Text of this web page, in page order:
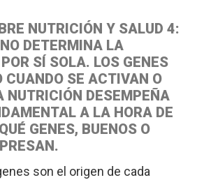
NUTRICIÓN Y SALUD 4:
DETERMINA LA
SÍ SOLA. LOS GENES
CUANDO SE ACTIVAN O
NUTRICIÓN DESEMPEÑA
A LA HORA DE
GENES, BUENOS O
son el origen de cada